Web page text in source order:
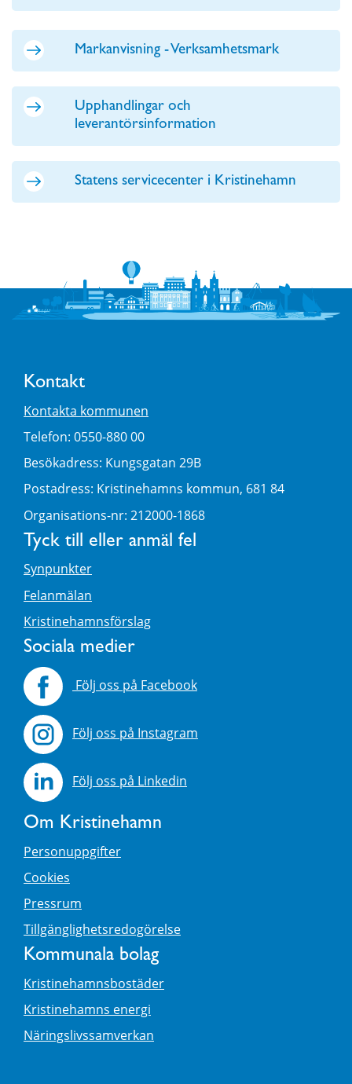
Markanvisning - Verksamhetsmark
Upphandlingar och
leverantörsinformation
Statens servicecenter i Kristinehamn
Kontakt
Kontakta kommunen
Telefon: 0550-880 00
Besökadress: Kungsgatan 29B
Postadress: Kristinehamns kommun, 681 84
Organisations-nr: 212000-1868
Tyck till eller anmäl fel
Synpunkter
Felanmälan
Kristinehamnsförslag
Sociala medier
Följ oss på Facebook
Följ oss på Instagram
Följ oss på Linkedin
Om Kristinehamn
Personuppgifter
Cookies
Pressrum
Tillgänglighetsredogörelse
Kommunala bolag
Kristinehamnsbostäder
Kristinehamns energi
Näringslivssamverkan